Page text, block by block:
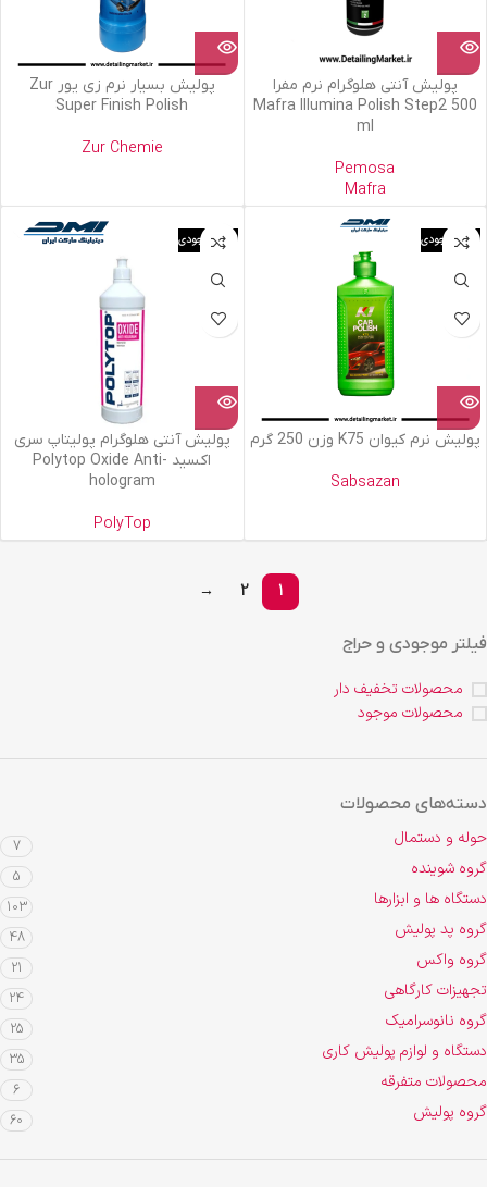
فیلتر موجودی و حراج
محصولات تخفیف دار
محصولات موجود
دسته‌های محصولات
حوله و دستمال 7
گروه شوینده 5
دستگاه ها و ابزارها 103
گروه پد پولیش 48
گروه واکس 21
تجهیزات کارگاهی 24
گروه نانوسرامیک 25
دستگاه و لوازم پولیش کاری 35
محصولات متفرقه 6
گروه پولیش 60
پولیش آنتی هلوگرام نرم مفرا
Mafra Illumina Polish Step2 500
ml
Pemosa
Mafra
پولیش بسیار نرم زی یور Zur
Super Finish Polish
Zur Chemie
اتمام موجودی
پولیش نرم کیوان K75 وزن 250 گرم
Sabsazan
اتمام موجودی
پولیش آنتی هلوگرام پولیتاپ سری
اکسید Polytop Oxide Anti-
hologram
PolyTop
1
2
→